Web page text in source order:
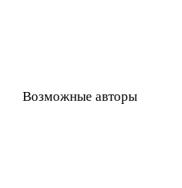
Возможные авторы